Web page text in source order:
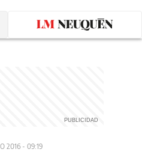
2016 - 09:19